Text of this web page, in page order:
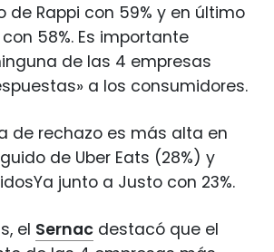
de Rappi con 59% y en último
58%. Es importante
de las 4 empresas
a los consumidores.
de rechazo es más alta en
de Uber Eats (28%) y
junto a Justo con 23%.
el Sernac destacó que el